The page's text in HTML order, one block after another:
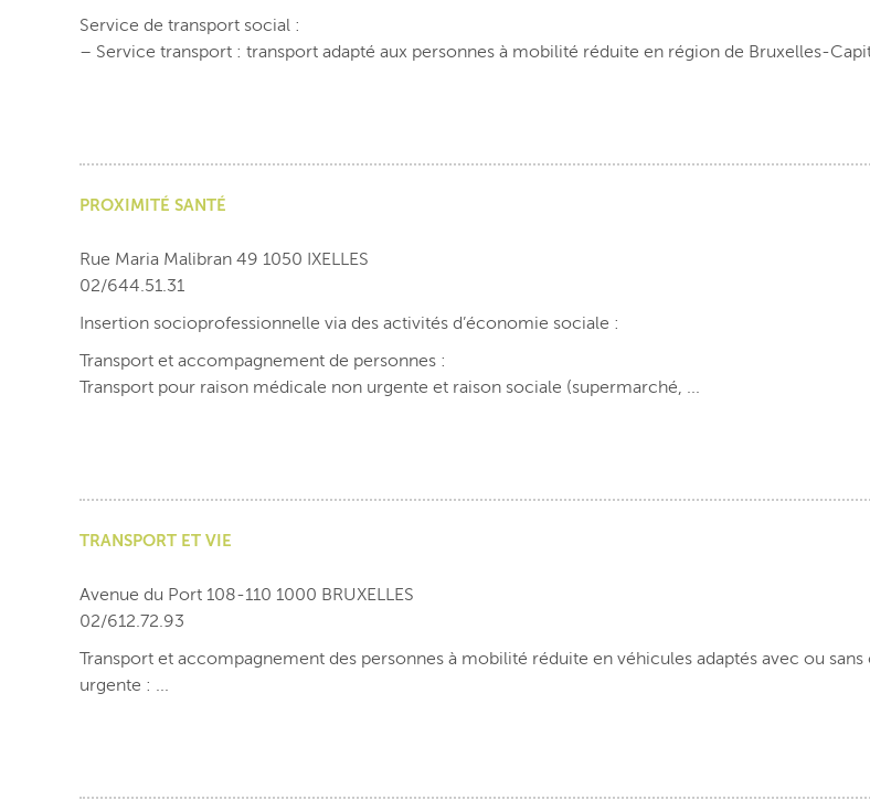
Service de transport social :
– Service transport : transport adapté aux personnes à mobilité réduite en région de Bruxelles-
PROXIMITÉ SANTÉ
Rue Maria Malibran 49 1050 IXELLES
02/644.51.31
Insertion socioprofessionnelle via des activités d’économie sociale :
Transport et accompagnement de personnes :
Transport pour raison médicale non urgente et raison sociale (supermarché, ...
TRANSPORT ET VIE
Avenue du Port 108-110 1000 BRUXELLES
02/612.72.93
Transport et accompagnement des personnes à mobilité réduite en véhicules adaptés avec ou
urgente : ...